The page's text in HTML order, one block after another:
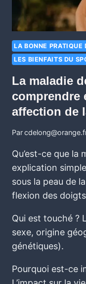
LA BONNE PRATIQUE
LES BIENFAITS DU
La maladie
comprendre
affection de
Par
Qu’est-ce que la
explication
sous la peau de
flexion des
Qui est touché ?
sexe, origine
génétiques).
Pourquoi est-ce